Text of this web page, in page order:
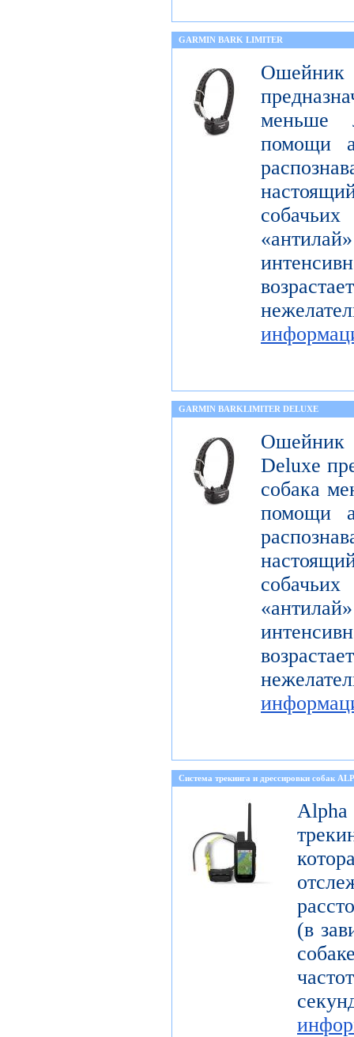
GARMIN BARK LIMITER
меньше
помощи
GARMIN BARKLIMITER DELUXE
Deluxe
собака
помощи
Cистема трекинга и дрессировки собак
(в